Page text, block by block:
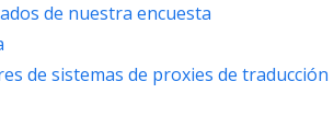
de nuestra encuesta
de sistemas de proxies de traducción